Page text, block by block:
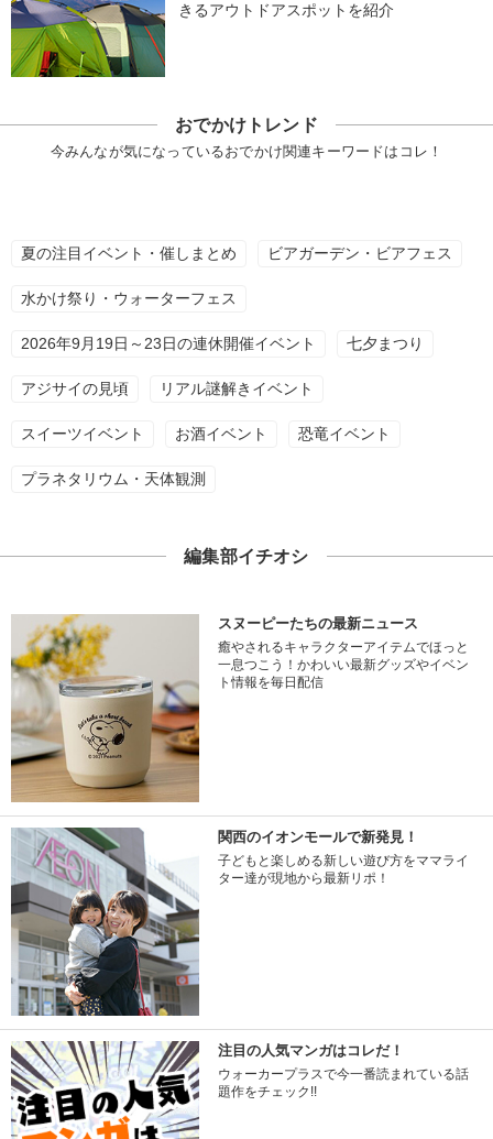
きるアウトドアスポットを紹介
おでかけトレンド
今みんなが気になっているおでかけ関連キーワードはコレ！
夏の注目イベント・催しまとめ ビアガーデン・ビアフェス
水かけ祭り・ウォーターフェス
2026年9月19日～23日の連休開催イベント 七夕まつり
アジサイの見頃 リアル謎解きイベント
スイーツイベント お酒イベント 恐竜イベント
プラネタリウム・天体観測
編集部イチオシ
スヌーピーたちの最新ニュース
癒やされるキャラクターアイテムでほっと
一息つこう！かわいい最新グッズやイベン
ト情報を毎日配信
関西のイオンモールで新発見！
子どもと楽しめる新しい遊び方をママライ
ター達が現地から最新リポ！
注目の人気マンガはコレだ！
ウォーカープラスで今一番読まれている話
題作をチェック!!